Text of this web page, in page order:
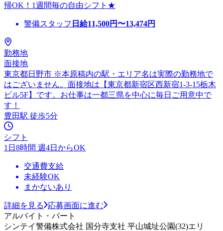
帰OK！1週間毎の自由シフト★
警備スタッフ 日給11,500円〜13,474円
勤務地
面接地
東京都日野市 ※本原稿内の駅・エリア名は実際の勤務地で
はございません。面接地は【東京都新宿区西新宿1-3-15栃木
ビル5F】です。お仕事は一都三県を中心に毎日ご用意中で
す！
豊田駅 徒歩5分
シフト
1日8時間 週4日からOK
交通費支給
未経験OK
まかないあり
詳細を見る
応募画面に進む
アルバイト・パート
シンテイ警備株式会社 国分寺支社 平山城址公園(32)エリ